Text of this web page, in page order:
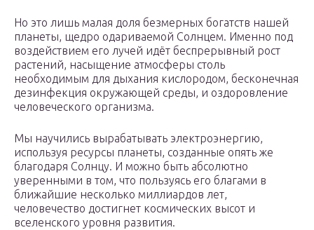
Но это лишь малая доля безмерных богатств нашей
планеты, щедро одариваемой Солнцем. Именно под
воздействием его лучей идёт беспрерывный рост
растений, насыщение атмосферы столь
необходимым для дыхания кислородом, бесконечная
дезинфекция окружающей среды, и оздоровление
человеческого организма.
Мы научились вырабатывать электроэнергию,
используя ресурсы планеты, созданные опять же
благодаря Солнцу. И можно быть абсолютно
уверенными в том, что пользуясь его благами в
ближайшие несколько миллиардов лет,
человечество достигнет космических высот и
вселенского уровня развития.